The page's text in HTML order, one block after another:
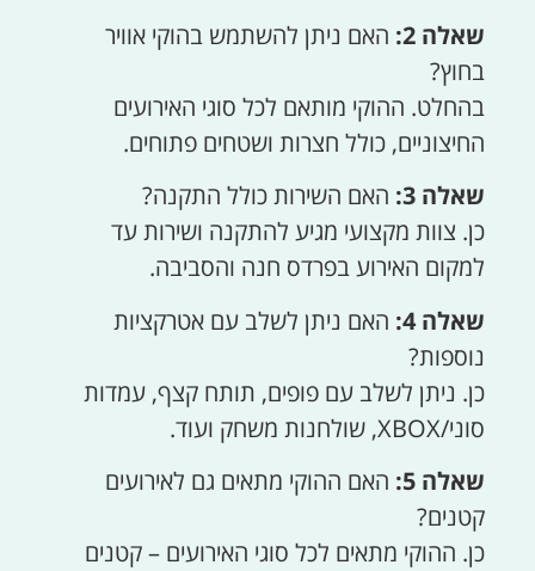
שאלה 2:
האם ניתן להשתמש בהוקי אוויר
בחוץ?
בהחלט. ההוקי מותאם לכל סוגי האירועים
החיצוניים, כולל חצרות ושטחים פתוחים.
שאלה 3:
האם השירות כולל התקנה?
כן. צוות מקצועי מגיע להתקנה ושירות עד
למקום האירוע בפרדס חנה והסביבה.
שאלה 4:
האם ניתן לשלב עם אטרקציות
נוספות?
כן. ניתן לשלב עם פופים, תותח קצף, עמדות
סוני/XBOX, שולחנות משחק ועוד.
שאלה 5:
האם ההוקי מתאים גם לאירועים
קטנים?
כן. ההוקי מתאים לכל סוגי האירועים – קטנים